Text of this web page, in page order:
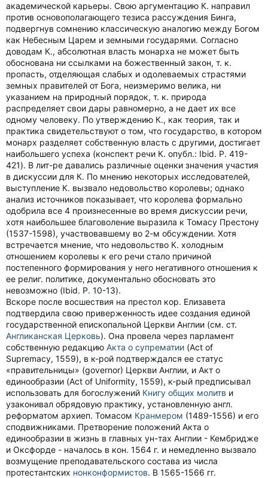
академической карьеры. Свою аргументацию К. направил
против основополагающего тезиса рассуждения Бинга,
подвергнув сомнению классическую аналогию между Богом
как Небесным Царем и земными государями. Согласно
доводам К., абсолютная власть монарха не может быть
обоснована ни ссылками на божественный закон, т. к.
пропасть, отделяющая слабых и одолеваемых страстями
земных правителей от Бога, неизмеримо велика, ни
указанием на природный порядок, т. к. природа
распределяет свои дары равномерно, а не дает их все
одному человеку. По утверждению К., как теория, так и
практика свидетельствуют о том, что государство, в котором
монарх разделяет собственную власть с другими, достигает
наибольшего успеха (конспект речи К. опубл.: Ibid. P. 419-
421). В лит-ре давались различные оценки значения участия
в дискуссии для К. По мнению некоторых исследователей,
выступление К. вызвало недовольство королевы; однако
анализ источников показывает, что королева формально
одобрила все 4 произнесенные во время дискуссии речи,
хотя наибольшее благоволение выразила к Томасу Престону
(1537-1598), участвовавшему во 2-м обсуждении. Хотя
встречается мнение, что недовольство К. холодным
отношением королевы к его речи стало причиной
постепенного формирования у него негативного отношения к
ее религ. политике, документально обосновать это
невозможно (Ibid. P. 10-13).
Вскоре после восшествия на престол кор. Елизавета
подтвердила свою приверженность идее создания единой
государственной епископальной Церкви Англии (см. ст.
Англиканская Церковь). Она провела через парламент
собственную редакцию Акта о супрематии (Act of
Supremacy, 1559), в к-рой подтверждался ее статус
«правительницы» (governor) Церкви Англии, и Акт о
единообразии (Act of Uniformity, 1559), к-рый предписывал
использовать для богослужений Книгу общих молитв и
узаконивал обрядовую практику, установленную англ.
реформатом архиеп. Томасом Кранмером (1489-1556) и его
сподвижниками. Претворение положений Акта о
единообразии в жизнь в главных ун-тах Англии - Кембридже
и Оксфорде - началось в кон. 1564 г. и немедленно вызвало
возмущение преподавательского состава из числа
протестантских нонконформистов. В 1565-1566 гг.